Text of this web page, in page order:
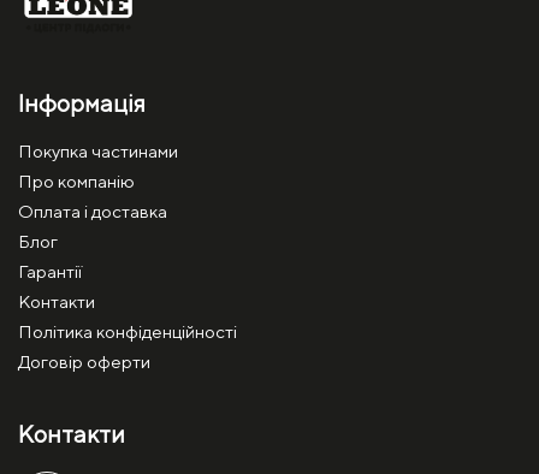
Інформація
Покупка частинами
Про компанію
Оплата і доставка
Блог
Гарантії
Контакти
Політика конфіденційності
Договір оферти
Контакти